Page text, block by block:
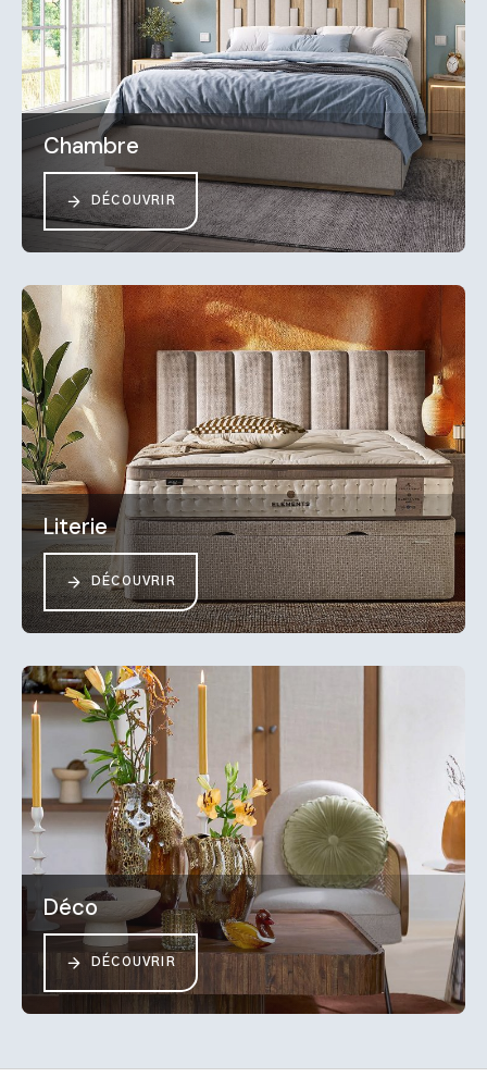
Chambre
DÉCOUVRIR
Literie
DÉCOUVRIR
Déco
DÉCOUVRIR